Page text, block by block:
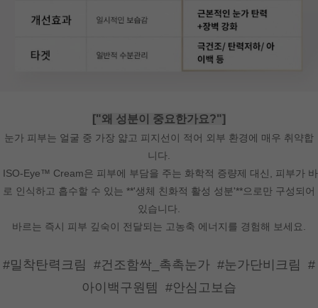
["왜 성분이 중요한가요?"]
눈가 피부는 얼굴 중 가장 얇고 피지선이 적어 외부 환경에 매우 취약합
니다.
ISO-Eye™ Cream은 피부에 부담을 주는 화학적 증량제 대신, 피부가 바
로 인식하고 흡수할 수 있는 **'생체 친화적 활성 성분'**으로만 구성되어
있습니다.
바르는 즉시 피부 깊숙이 전달되는 고농축 에너지를 경험해 보세요.
#밀착탄력크림 #건조함싹_촉촉눈가 #눈가단비크림 #
아이백구원템 #안심고보습